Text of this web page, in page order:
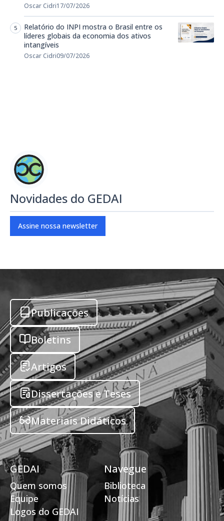
Oscar Cidri17/07/2026
Relatório do INPI mostra o Brasil entre os
líderes globais da economia dos ativos
intangíveis
Oscar Cidri09/07/2026
Novidades do GEDAI
Assine nossa newsletter
Publicações
Boletins
Artigos
Dissertações e Teses
Materiais Didáticos
GEDAI
Quem somos
Equipe
Logos do GEDAI
Navegue
Biblioteca
Notícias